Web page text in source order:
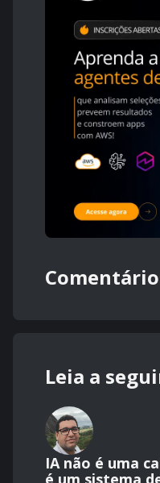
Leia a
IA não é uma
é um sistema